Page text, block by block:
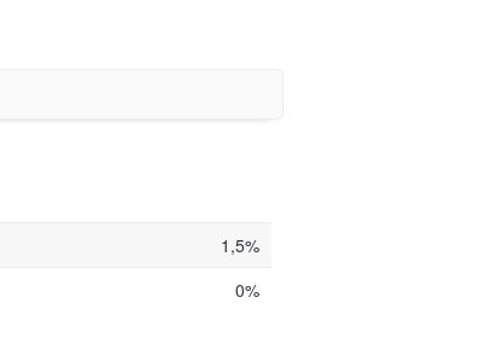
1,5%
0%